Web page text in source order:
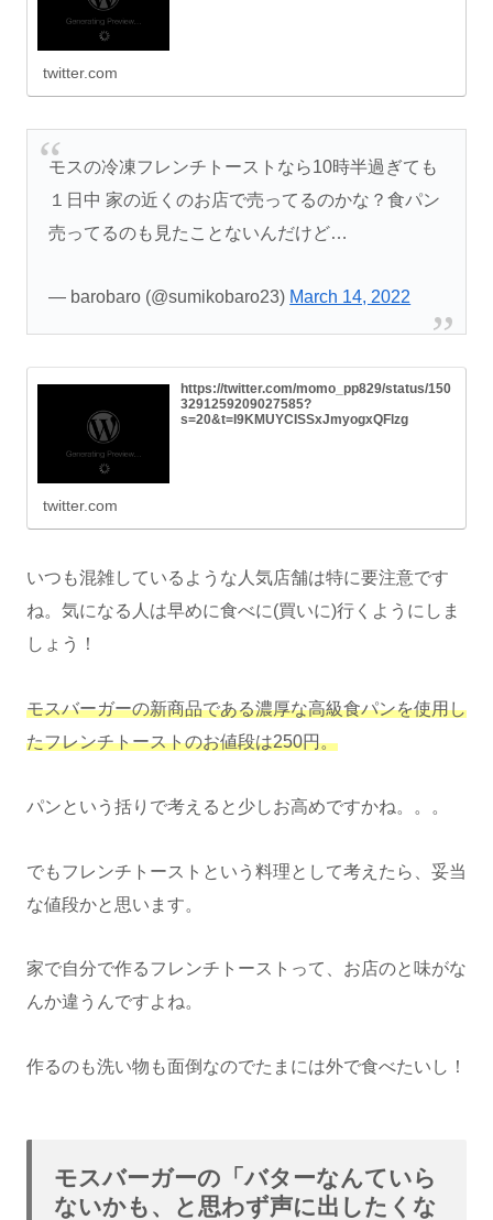
twitter.com
モスの冷凍フレンチトーストなら10時半過ぎても
１日中 家の近くのお店で売ってるのかな？食パン
売ってるのも見たことないんだけど…
— barobaro (@sumikobaro23) March 14, 2022
https://twitter.com/momo_pp829/status/150
3291259209027585?
s=20&t=l9KMUYCISSxJmyogxQFlzg
twitter.com
いつも混雑しているような人気店舗は特に要注意です
ね。気になる人は早めに食べに(買いに)行くようにしま
しょう！
モスバーガーの新商品である濃厚な高級食パンを使用し
たフレンチトーストのお値段は250円。
パンという括りで考えると少しお高めですかね。。。
でもフレンチトーストという料理として考えたら、妥当
な値段かと思います。
家で自分で作るフレンチトーストって、お店のと味がな
んか違うんですよね。
作るのも洗い物も面倒なのでたまには外で食べたいし！
モスバーガーの「バターなんていら
ないかも、と思わず声に出したくな